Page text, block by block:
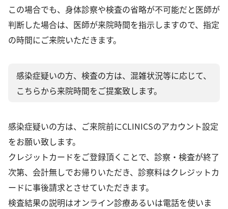
この場合でも、身体診察や検査の省略が不可能だと医師が
判断した場合は、医師が来院時間を指示しますので、指定
の時間にご来院いただきます。
感染症疑いの方、検査の方は、混雑状況等に応じて、
こちらから来院時間をご提案致します。
感染症疑いの方は、ご来院前にCLINICSのアカウント設定
をお願い致します。
クレジットカードをご登録頂くことで、診察・検査が終了
次第、会計無しでお帰りいただき、診察料はクレジットカ
ードに事後請求とさせていただきます。
検査結果の説明はオンライン診療あるいは電話を使いま